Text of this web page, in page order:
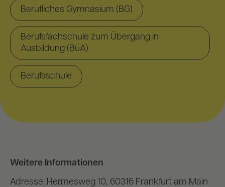
Berufliches Gymnasium (BG)
Berufsfachschule zum Übergang in
Ausbildung (BüA)
Berufsschule
Weitere Informationen
Adresse: Hermesweg 10, 60316 Frankfurt am Main